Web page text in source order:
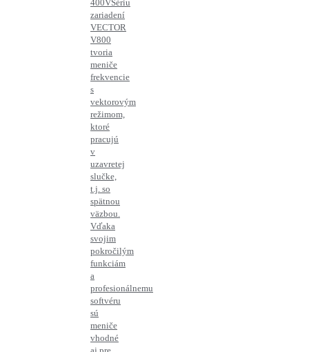
400VSériu
zariadení
VECTOR
V800
tvoria
meniče
frekvencie
s
vektorovým
režimom,
ktoré
pracujú
v
uzavretej
slučke,
t.j. so
spätnou
väzbou.
Vďaka
svojim
pokročilým
funkciám
a
profesionálnemu
softvéru
sú
meniče
vhodné